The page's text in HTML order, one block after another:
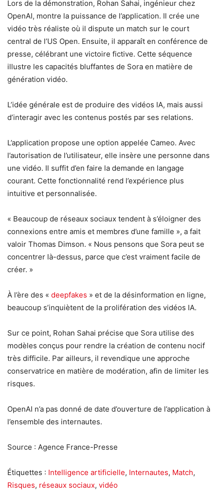
Lors de la démonstration, Rohan Sahai, ingénieur chez
OpenAI, montre la puissance de l’application. Il crée une
vidéo très réaliste où il dispute un match sur le court
central de l’US Open. Ensuite, il apparaît en conférence de
presse, célébrant une victoire fictive. Cette séquence
illustre les capacités bluffantes de Sora en matière de
génération vidéo.
L’idée générale est de produire des vidéos IA, mais aussi
d’interagir avec les contenus postés par ses relations.
L’application propose une option appelée Cameo. Avec
l’autorisation de l’utilisateur, elle insère une personne dans
une vidéo. Il suffit d’en faire la demande en langage
courant. Cette fonctionnalité rend l’expérience plus
intuitive et personnalisée.
« Beaucoup de réseaux sociaux tendent à s’éloigner des
connexions entre amis et membres d’une famille », a fait
valoir Thomas Dimson. « Nous pensons que Sora peut se
concentrer là-dessus, parce que c’est vraiment facile de
créer. »
À l’ère des « deepfakes » et de la désinformation en ligne,
beaucoup s’inquiètent de la prolifération des vidéos IA.
Sur ce point, Rohan Sahai précise que Sora utilise des
modèles conçus pour rendre la création de contenu nocif
très difficile. Par ailleurs, il revendique une approche
conservatrice en matière de modération, afin de limiter les
risques.
OpenAI n’a pas donné de date d’ouverture de l’application à
l’ensemble des internautes.
Source : Agence France-Presse
Étiquettes : Intelligence artificielle, Internautes, Match,
Risques, réseaux sociaux, vidéo